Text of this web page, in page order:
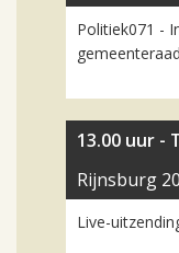
Politiek071 -
gemeenteraad
13.00 uur -
Rijnsburg
Live-